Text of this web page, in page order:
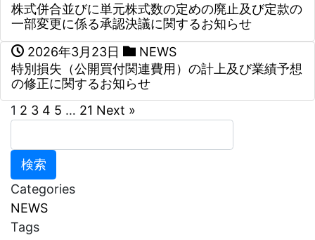
株式併合並びに単元株式数の定めの廃止及び定款の
一部変更に係る承認決議に関するお知らせ
2026年3月23日
NEWS
特別損失（公開買付関連費用）の計上及び業績予想
の修正に関するお知らせ
1 2 3 4 5 … 21 Next »
索:
Categories
NEWS
Tags